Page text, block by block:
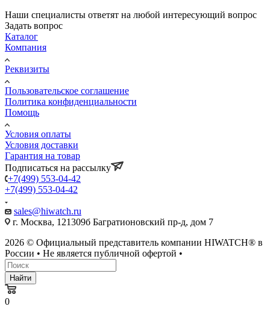
Наши специалисты ответят на любой интересующий вопрос
Задать вопрос
Каталог
Компания
Реквизиты
Пользовательское соглашение
Политика конфиденциальности
Помощь
Условия оплаты
Условия доставки
Гарантия на товар
Подписаться на рассылку
+7(499) 553-04-42
+7(499) 553-04-42
sales@hiwatch.ru
г. Москва, 121309б Багратионовский пр-д, дом 7
2026 © Официальный представитель компании HIWATCH® в
России • Не является публичной офертой •
Найти
0